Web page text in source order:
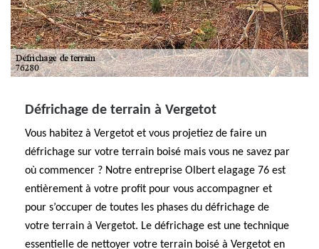
Défrichage de terrain à Vergetot
Vous habitez à Vergetot et vous projetiez de faire un
défrichage sur votre terrain boisé mais vous ne savez par
où commencer ? Notre entreprise Olbert elagage 76 est
entièrement à votre profit pour vous accompagner et
pour s’occuper de toutes les phases du défrichage de
votre terrain à Vergetot. Le défrichage est une technique
essentielle de nettoyer votre terrain boisé à Vergetot en